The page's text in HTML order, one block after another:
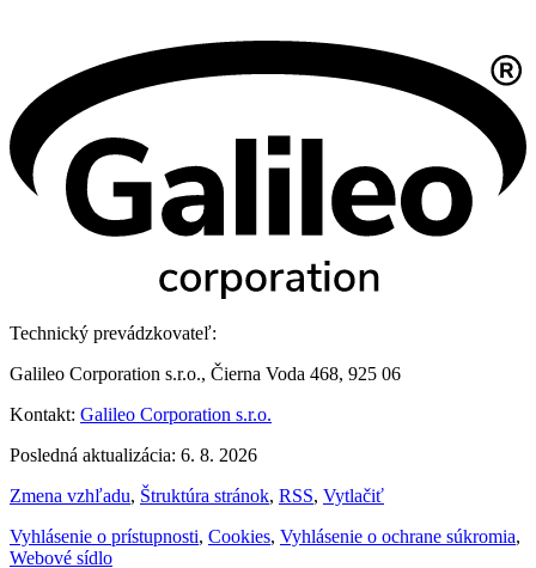
Technický prevádzkovateľ:
Galileo Corporation s.r.o., Čierna Voda 468, 925 06
Kontakt: Galileo Corporation s.r.o.
Posledná aktualizácia: 6. 8. 2026
Zmena vzhľadu, Štruktúra stránok, RSS, Vytlačiť
Vyhlásenie o prístupnosti, Cookies, Vyhlásenie o ochrane súkromia,
Webové sídlo